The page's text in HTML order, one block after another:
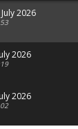
2026
2026
2026